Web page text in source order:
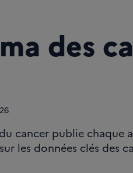
des
cancer publie chaque
les données clés des